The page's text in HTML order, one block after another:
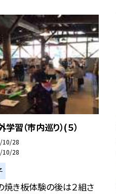
習（市内巡り）(５）
10/28
10/28
焼き板体験の後は２組さ